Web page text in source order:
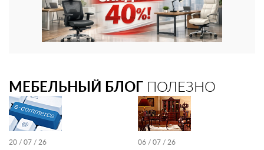
МЕБЕЛЬНЫЙ БЛОГ ПОЛЕЗНО
20 / 07 / 26 06 / 07 / 26